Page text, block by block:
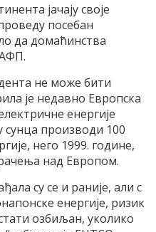
јачају своје
посебан
да домаћинства
не може бити
је недавно Европска
енергије
сунца производи 100
него 1999. године,
над Европом.
су се и раније, али с
енергије, ризик
озбиљан, уколико